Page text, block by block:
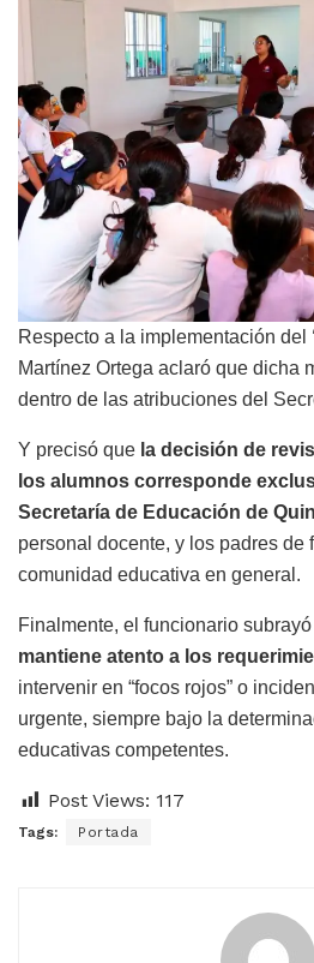
Respecto a la implementación del
Martínez Ortega aclaró que dicha
dentro de las atribuciones del
Y precisó que la decisión de
los alumnos corresponde
Secretaría de Educación de
personal docente, y los padres de
comunidad educativa en general.
Finalmente, el funcionario
mantiene atento a los
intervenir en “focos rojos” o
urgente, siempre bajo la
educativas competentes.
Post Views: 117
Tags: Portada